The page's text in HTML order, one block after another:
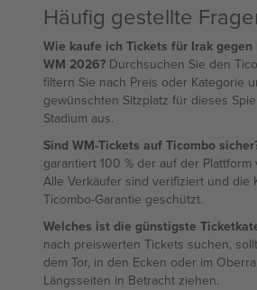
Häufig gestellte
Wie kaufe ich Tickets für Irak
WM 2026? Durchsuchen Sie den
filtern Sie nach Preis oder Kategorie
gewünschten Sitzplatz für dieses
Stadium aus.
Sind WM-Tickets auf Ticombo
garantiert 100 % der auf der
Alle Verkäufer sind verifiziert und die
Ticombo-Garantie geschützt.
Welches ist die günstigste
nach preiswerten Tickets suchen,
dem Tor, in den Ecken oder im
Längsseiten in Betracht ziehen.